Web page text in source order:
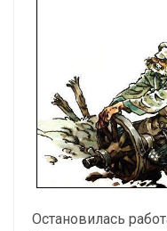
Остановилась